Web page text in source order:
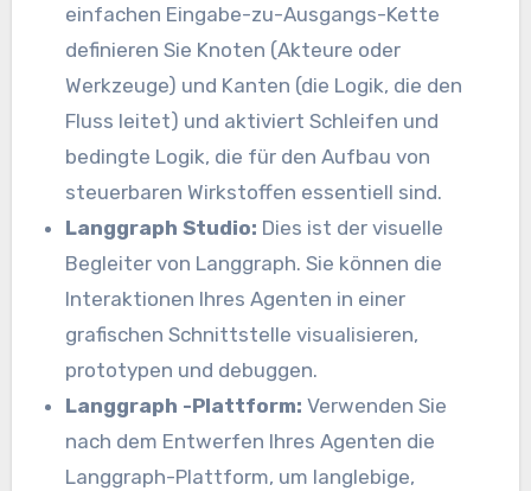
einfachen Eingabe-zu-Ausgangs-Kette
definieren Sie Knoten (Akteure oder
Werkzeuge) und Kanten (die Logik, die den
Fluss leitet) und aktiviert Schleifen und
bedingte Logik, die für den Aufbau von
steuerbaren Wirkstoffen essentiell sind.
Langgraph Studio: Dies ist der visuelle
Begleiter von Langgraph. Sie können die
Interaktionen Ihres Agenten in einer
grafischen Schnittstelle visualisieren,
prototypen und debuggen.
Langgraph -Plattform: Verwenden Sie
nach dem Entwerfen Ihres Agenten die
Langgraph-Plattform, um langlebige,